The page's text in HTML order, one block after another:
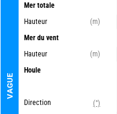
VAGUE
Mer totale
Hauteur
(m)
Mer du vent
Hauteur
(m)
Houle
Direction
(°)